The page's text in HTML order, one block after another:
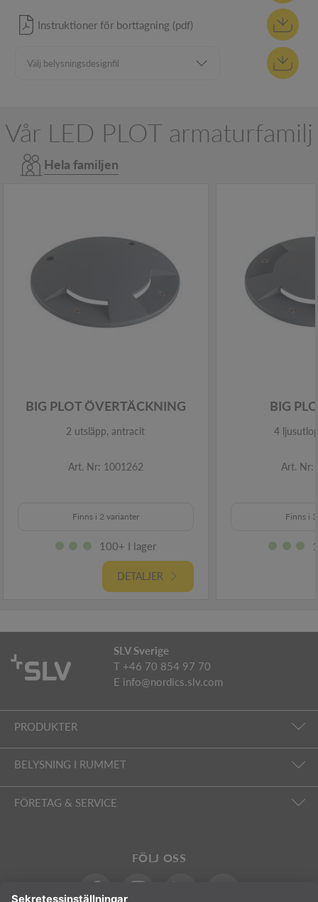
Instruktioner för borttagning (pdf)
Vår LED PLOT armaturfamilj
Hela familjen
BIG PLOT ÖVERTÄCKNING
2 utsläpp, antracit
Art. Nr: 1001262
Finns i 2 varianter
100+ I lager
DETALJER
BIG
4
Art. Nr:
Finns i
SLV Sverige
T +46 70 854 97 70
E info@nordics.slv.com
PRODUKTER
BELYSNING I RUMMET
FÖRETAG & SERVICE
FÖLJ OSS